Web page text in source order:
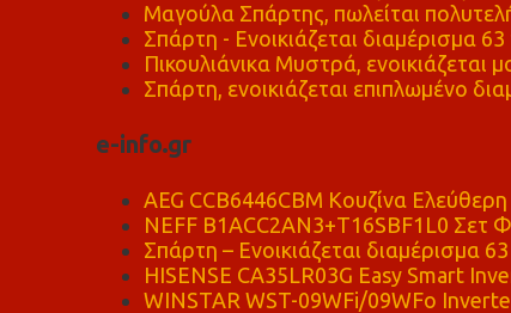
Μαγούλα Σπάρτης, πωλείται
Σπάρτη - Ενοικιάζεται διαμέρισμα 63
Πικουλιάνικα Μυστρά, ενοικιάζεται
Σπάρτη, ενοικιάζεται επιπλωμένο
e-info.gr
AEG CCB6446CBM Κουζίνα Ελεύθερη
NEFF B1ACC2AN3+T16SBF1L0 Σετ
Σπάρτη – Ενοικιάζεται διαμέρισμα
HISENSE CA35LR03G Easy Smart
WINSTAR WST-09WFi/09WFo